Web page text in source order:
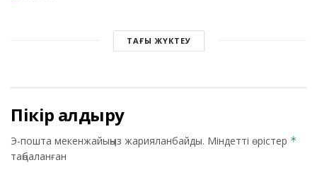
ТАҒЫ ЖҮКТЕУ
Пікір қалдыру
Э-пошта мекенжайыңыз жарияланбайды. Міндетті өрістер *
таңбаланған